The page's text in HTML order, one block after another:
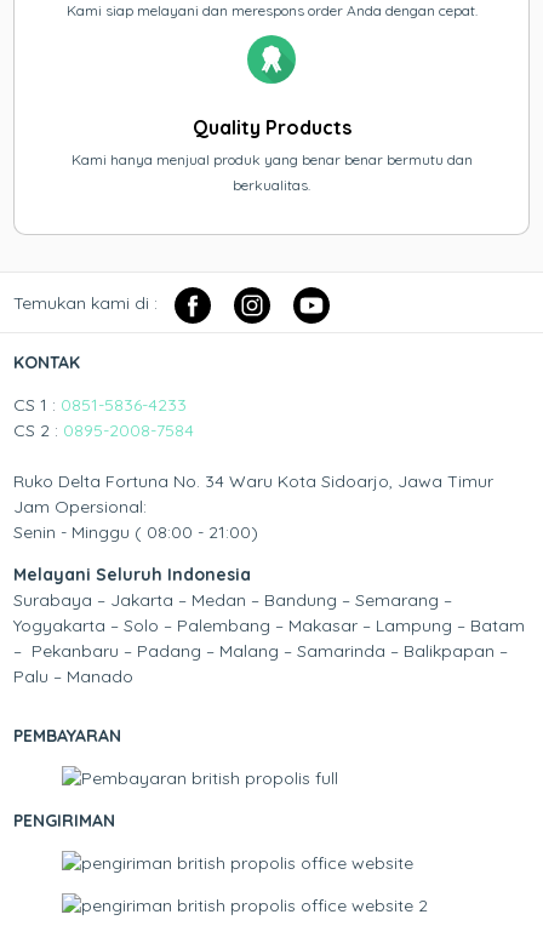
Kami siap melayani dan merespons order Anda dengan cepat.
Quality Products
Kami hanya menjual produk yang benar benar bermutu dan
berkualitas.
Temukan kami di :
KONTAK
CS 1 : 0851-5836-4233
CS 2 : 0895-2008-7584
Ruko Delta Fortuna No. 34 Waru Kota Sidoarjo, Jawa Timur
Jam Opersional:
Senin - Minggu ( 08:00 - 21:00)
Melayani Seluruh Indonesia
Surabaya – Jakarta – Medan – Bandung – Semarang –
Yogyakarta – Solo – Palembang – Makasar – Lampung – Batam
– Pekanbaru – Padang – Malang – Samarinda – Balikpapan –
Palu – Manado
PEMBAYARAN
PENGIRIMAN